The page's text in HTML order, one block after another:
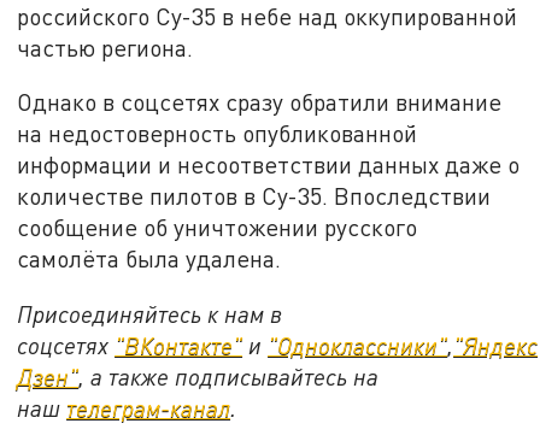
российского Су-35 в небе над оккупированной
частью региона.
Однако в соцсетях сразу обратили внимание
на недостоверность опубликованной
информации и несоответствии данных даже о
количестве пилотов в Су-35. Впоследствии
сообщение об уничтожении русского
самолёта была удалена.
Присоединяйтесь к нам в
соцсетях "ВКонтакте" и "Одноклассники", "Яндекс
Дзен", а также подписывайтесь на
наш телеграм-канал.